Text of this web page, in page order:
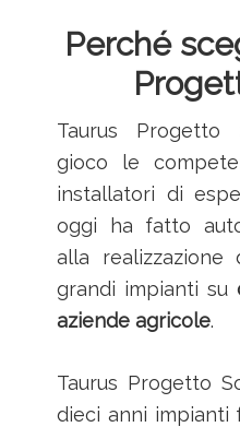
Perché
Taurus
gioco le
installatori di
oggi ha fatto
alla
grandi impianti su
aziende agricole.
Taurus Progetto
dieci anni impianti